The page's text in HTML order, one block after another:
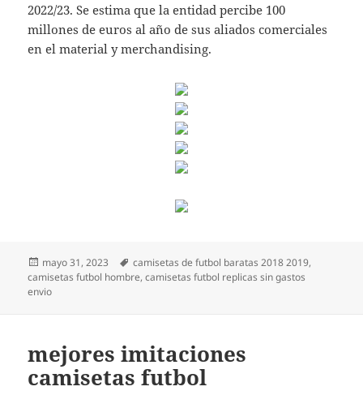
2022/23. Se estima que la entidad percibe 100
millones de euros al año de sus aliados comerciales
en el material y merchandising.
Publicado
el
mayo 31, 2023 Etiquetas
camisetas de futbol baratas 2018 2019,
camisetas futbol hombre,camisetas futbol replicas sin gastos
envio
mejores imitaciones
camisetas futbol